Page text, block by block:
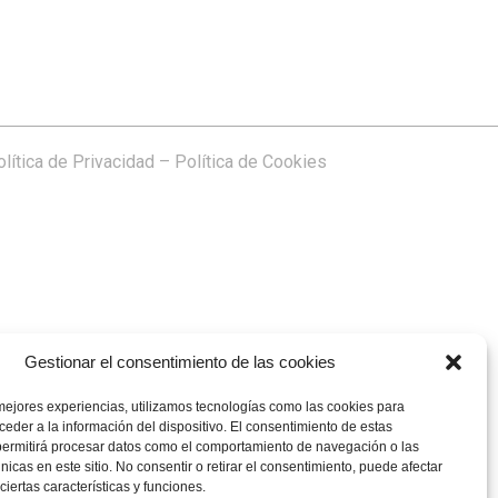
Gestionar el consentimiento de las cookies
experiencias, utilizamos tecnologías como las cookies para
a la información del dispositivo. El consentimiento de estas
procesar datos como el comportamiento de navegación o las
en este sitio. No consentir o retirar el consentimiento, puede afectar
características y funciones.
de Privacidad – Política de Cookies